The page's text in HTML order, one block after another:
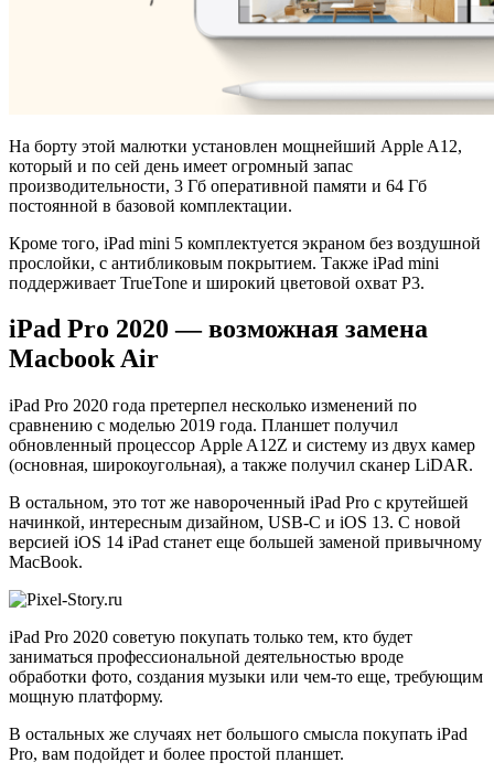
На борту этой малютки установлен мощнейший Apple A12,
который и по сей день имеет огромный запас
производительности, 3 Гб оперативной памяти и 64 Гб
постоянной в базовой комплектации.
Кроме того, iPad mini 5 комплектуется экраном без воздушной
прослойки, с антибликовым покрытием. Также iPad mini
поддерживает TrueTone и широкий цветовой охват P3.
iPad Pro 2020 — возможная замена
Macbook Air
iPad Pro 2020 года претерпел несколько изменений по
сравнению с моделью 2019 года. Планшет получил
обновленный процессор Apple A12Z и систему из двух камер
(основная, широкоугольная), а также получил сканер LiDAR.
В остальном, это тот же навороченный iPad Pro c крутейшей
начинкой, интересным дизайном, USB-C и iOS 13. С новой
версией iOS 14 iPad станет еще большей заменой привычному
MacBook.
iPad Pro 2020 советую покупать только тем, кто будет
заниматься профессиональной деятельностью вроде
обработки фото, создания музыки или чем-то еще, требующим
мощную платформу.
В остальных же случаях нет большого смысла покупать iPad
Pro, вам подойдет и более простой планшет.